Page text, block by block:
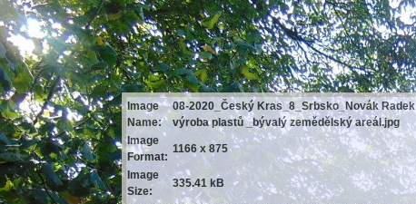
Image
Name:
08-2020_Český Kras_8_Srbsko_Novák Radek
výroba plastů _bývalý zemědělský areál.jpg
Image
Format:
1166 x 875
Image
Size:
335.41 kB